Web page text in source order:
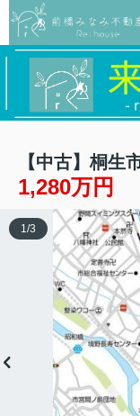
【中古】桐
1,280万円
1/3